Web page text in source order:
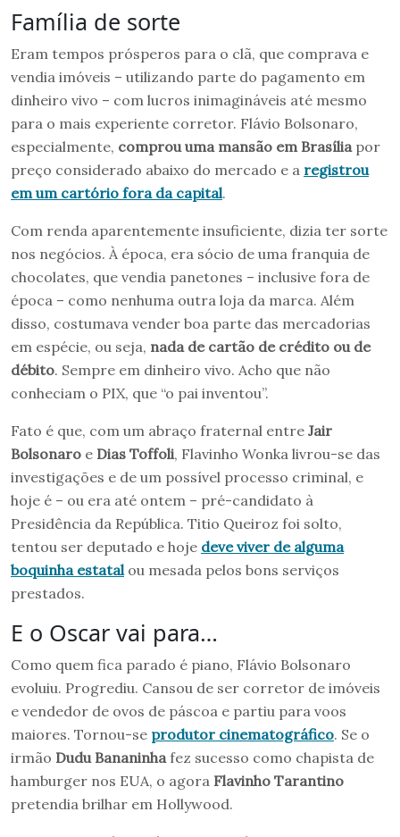
Família de sorte
Eram tempos prósperos para o clã, que comprava e
vendia imóveis – utilizando parte do pagamento em
dinheiro vivo – com lucros inimagináveis até mesmo
para o mais experiente corretor. Flávio Bolsonaro,
especialmente, comprou uma mansão em Brasíliapor
preço considerado abaixo do mercado e a registrou
em um cartório fora da capital.
Com renda aparentemente insuficiente, dizia ter sorte
nos negócios. À época, era sócio de uma franquia de
chocolates, que vendia panetones – inclusive fora de
época – como nenhuma outra loja da marca. Além
disso, costumava vender boa parte das mercadorias
em espécie, ou seja, nada de cartão de crédito ou de
débito. Sempre em dinheiro vivo. Acho que não
conheciam o PIX, que “o pai inventou”.
Fato é que, com um abraço fraternal entre Jair
Bolsonaro e Dias Toffoli, Flavinho Wonka livrou-se das
investigações e de um possível processo criminal, e
hoje é – ou era até ontem – pré-candidato à
Presidência da República. Titio Queiroz foi solto,
tentou ser deputado e hoje deve viver de alguma
boquinha estatalou mesada pelos bons serviços
prestados.
E o Oscar vai para…
Como quem fica parado é piano, Flávio Bolsonaro
evoluiu. Progrediu. Cansou de ser corretor de imóveis
e vendedor de ovos de páscoa e partiu para voos
maiores. Tornou-se produtor cinematográfico. Se o
irmão Dudu Bananinhafez sucesso como chapista de
hamburger nos EUA, o agora Flavinho Tarantino
pretendia brilhar em Hollywood.